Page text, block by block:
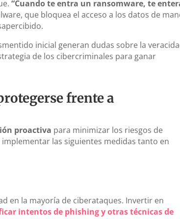
“Cuando te entra un ransomware, te
que bloquea el acceso a los datos de
inicial generan dudas sobre la
de los cibercriminales para ganar
frente a
proactiva para minimizar los riesgos de
las siguientes medidas tanto en
en la mayoría de ciberataques. Invertir en
intentos de phishing y otras técnicas de